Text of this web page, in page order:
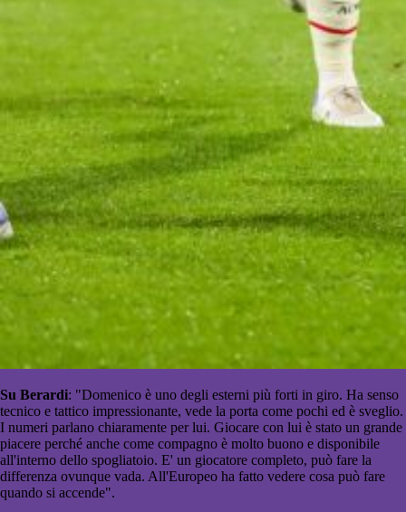
Su Berardi: "Domenico è uno degli esterni più forti in giro. Ha senso
tecnico e tattico impressionante, vede la porta come pochi ed è sveglio.
I numeri parlano chiaramente per lui. Giocare con lui è stato un grande
piacere perché anche come compagno è molto buono e disponibile
all'interno dello spogliatoio. E' un giocatore completo, può fare la
differenza ovunque vada. All'Europeo ha fatto vedere cosa può fare
quando si accende".